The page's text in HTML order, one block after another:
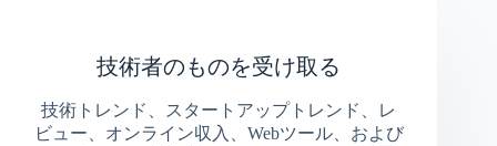
技術者のものを受け取る
技術トレンド、スタートアップトレンド、レ
ビュー、オンライン収入、Webツール、および